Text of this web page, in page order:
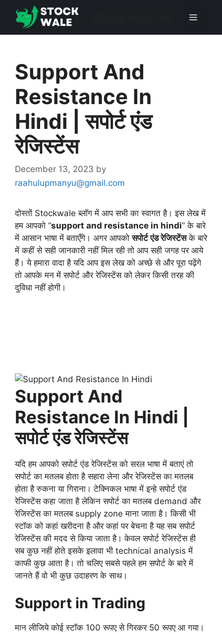
content
Menu
Support And
Resistance In
Hindi | सपोर्ट एंड
रेजिस्टेंस
December 13, 2023 by
raahulupmanyu@gmail.com
दोस्तों Stockwale ब्लॉग में आप सभी का स्वागत है। इस लेख में
हम आपको “support and resistance in hindi” के बारे
में आसान भाषा में बताएँगे। अगर आपकोसपोर्ट एंड रेजिस्टेंसके बारे
में कहीं से सही जानकारी नहीं मिल रही तो आप सही जगह पर आये
हैं। ये हमारा वादा है यदि आप इस लेख को अच्छे से और पूरा पढ़ेंगे
तो आपके मन में सपोर्ट और रेजिस्टेंस को लेकर किसी तरह की
दुविधा नहीं होगी।
Support And
Resistance In Hindi |
सपोर्ट एंड रेजिस्टेंस
यदि हम आपको सपोर्ट एंड रेजिस्टेंस को सरल भाषा में बताएं तो
सपोर्ट का मतलब होता है सहारा लेना और रेजिस्टेंस का मतलब
होता है रुकना या गिराना। टेक्निकल भाषा में इन्हे सपोर्ट एंड
रेजिस्टेंस कहा जाता है लेकिन सपोर्ट का मतलब demand और
रेजिस्टेंस का मतलब supply zone माना जाता है। किसी भी
स्टॉक को कहां खरीदना है और कहां पर बेचना है यह सब सपोर्ट
रेजिस्टेंस की मदद से किया जाता है। केवल सपोर्ट रेजिस्टेंस ही
सब कुछ नहीं होते इसके इलावा भी technical analysis में
काफी कुछ आता है। तो चलिए सबसे पहले हम सपोर्ट के बारे में
जानते हैं वो भी कुछ उदाहरण के साथ।
Support in Trading
मान लीजिये कोई स्टॉक 100 रूपए से गिरकर 50 रूपए आ गया।